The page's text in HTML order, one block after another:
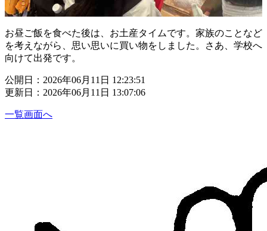
お昼ご飯を食べた後は、お土産タイムです。家族のことなど
を考えながら、思い思いに買い物をしました。さあ、学校へ
向けて出発です。
公開日：2026年06月11日 12:23:51
更新日：2026年06月11日 13:07:06
一覧画面へ